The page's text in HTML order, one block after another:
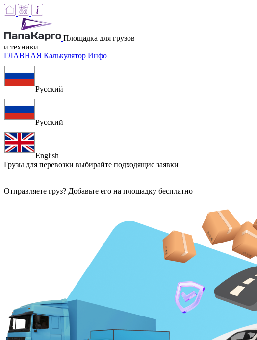
Площадка для грузов
и техники
ГЛАВНАЯ Калькулятор Инфо
Русский
Русский
English
Грузы для перевозки выбирайте подходящие заявки
Отправляете груз? Добавьте его на площадку бесплатно